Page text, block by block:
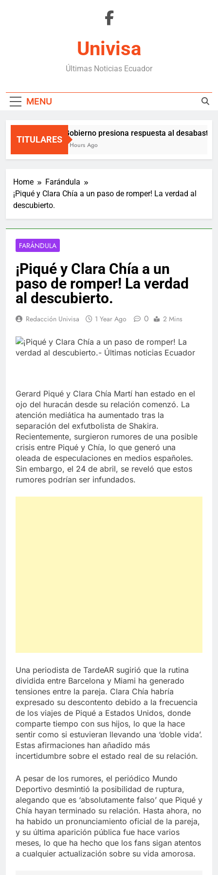
Univisa
Últimas Noticias Ecuador
MENU
TITULARES
Gobierno presiona respuesta al
3 Hours Ago
Home
Farándula
¡Piqué y Clara Chía a un paso de romper! La verdad al
descubierto.
FARÁNDULA
¡Piqué y Clara Chía a un
paso de romper! La verdad
al descubierto.
Redacción Univisa 1 Year Ago 0 2 Mins
Gerard Piqué y Clara Chía Martí han estado en el
ojo del huracán desde su relación comenzó. La
atención mediática ha aumentado tras la
separación del exfutbolista de Shakira.
Recientemente, surgieron rumores de una posible
crisis entre Piqué y Chía, lo que generó una
oleada de especulaciones en medios españoles.
Sin embargo, el 24 de abril, se reveló que estos
rumores podrían ser infundados.
Una periodista de TardeAR sugirió que la rutina
dividida entre Barcelona y Miami ha generado
tensiones entre la pareja. Clara Chía habría
expresado su descontento debido a la frecuencia
de los viajes de Piqué a Estados Unidos, donde
comparte tiempo con sus hijos, lo que la hace
sentir como si estuvieran llevando una ‘doble vida’.
Estas afirmaciones han añadido más
incertidumbre sobre el estado real de su relación.
A pesar de los rumores, el periódico Mundo
Deportivo desmintió la posibilidad de ruptura,
alegando que es ‘absolutamente falso’ que Piqué y
Chía hayan terminado su relación. Hasta ahora, no
ha habido un pronunciamiento oficial de la pareja,
y su última aparición pública fue hace varios
meses, lo que ha hecho que los fans sigan atentos
a cualquier actualización sobre su vida amorosa.